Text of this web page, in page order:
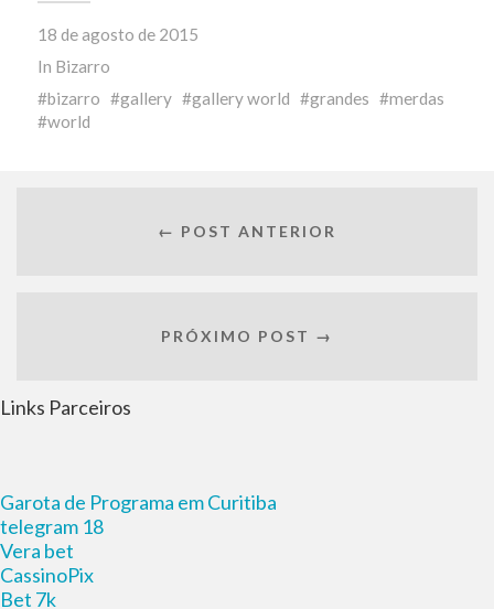
18 de agosto de 2015
In Bizarro
bizarro
gallery gallery world grandes
merdas
world
← POST ANTERIOR
PRÓXIMO POST →
Links Parceiros
Garota de Programa em Curitiba
telegram 18
Vera bet
CassinoPix
Bet 7k